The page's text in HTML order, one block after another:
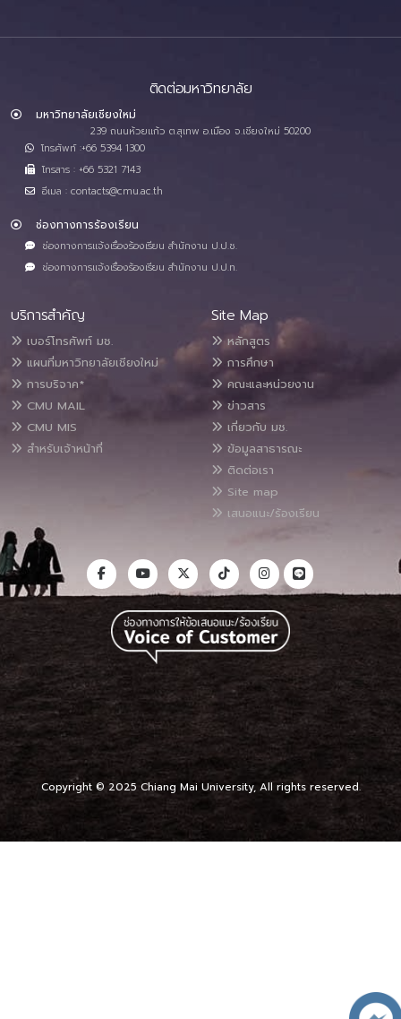
ติดต่อมหาวิทยาลัย
มหาวิทยาลัยเชียงใหม่
239 ถนนห้วยแก้ว ต.สุเทพ อ.เมือง จ.เชียงใหม่ 50200
โทรศัพท์ :+66 5394 1300
โทรสาร : +66 5321 7143
อีเมล : contacts@cmu.ac.th
ช่องทางการร้องเรียน
ช่องทางการแจ้งเรื่องร้องเรียน สำนักงาน ป.ป.ช.
ช่องทางการแจ้งเรื่องร้องเรียน สำนักงาน ป.ป.ท.
บริการสำคัญ
เบอร์โทรศัพท์ มช.
แผนที่มหาวิทยาลัยเชียงใหม่
การบริจาค*
CMU MAIL
CMU MIS
สำหรับเจ้าหน้าที่
Site Map
หลักสูตร
การศึกษา
คณะและหน่วยงาน
ข่าวสาร
เกี่ยวกับ มช.
ข้อมูลสาธารณะ
ติดต่อเรา
Site map
เสนอแนะ/ร้องเรียน
Copyright © 2025 Chiang Mai University, All rights reserved.